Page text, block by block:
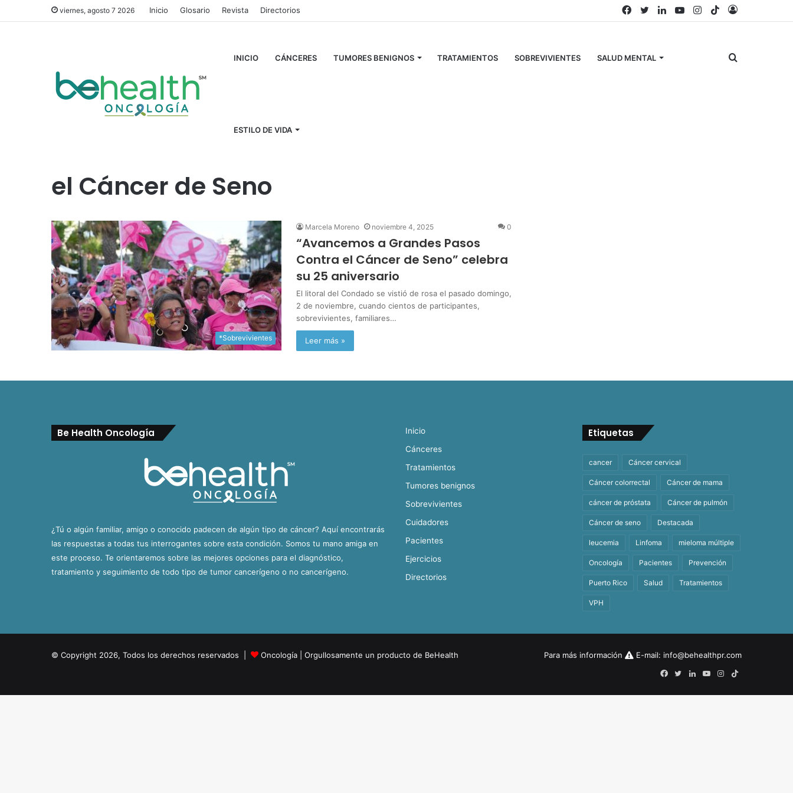
viernes, agosto 7 2026 Inicio Glosario Revista Directorios TikTok
Instagram
YouTube
LinkedIn
Twitter
Facebook
INICIO CÁNCERES TUMORES BENIGNOS TRATAMIENTOS SOBREVIVIENTES SALUD MENTAL
ESTILO DE VIDA
Buscar
Avancemos a Grandes Pasos Contra el Cáncer de Seno
el Cáncer de Seno
*Sobrevivientes
Marcela Moreno noviembre 4, 2025 0
“Avancemos a Grandes Pasos
Contra el Cáncer de Seno” celebra
su 25 aniversario
El litoral del Condado se vistió de rosa el pasado domingo,
2 de noviembre, cuando cientos de participantes,
sobrevivientes, familiares…
Leer más »
Be Health Oncología
¿Tú o algún familiar, amigo o conocido padecen de algún tipo de cáncer? Aquí encontrarás
las respuestas a todas tus interrogantes sobre esta condición. Somos tu mano amiga en
este proceso. Te orientaremos sobre las mejores opciones para el diagnóstico,
tratamiento y seguimiento de todo tipo de tumor cancerígeno o no cancerígeno.
Inicio
Cánceres
Tratamientos
Tumores benignos
Sobrevivientes
Cuidadores
Pacientes
Ejercicios
Directorios
Etiquetas
cancer Cáncer cervical
Cáncer colorrectal Cáncer de mama
cáncer de próstata Cáncer de pulmón
Cáncer de seno Destacada
leucemia Linfoma mieloma múltiple
Oncología Pacientes Prevención
Puerto Rico Salud Tratamientos
VPH
© Copyright 2026, Todos los derechos reservados | Oncología | Orgullosamente un producto de BeHealth Para más información E-mail: info@behealthpr.com
Facebook
Twitter
LinkedInYouTubeInstagram
TikTok